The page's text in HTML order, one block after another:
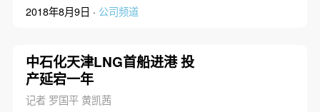
2018年8月9日 · 公司频道
中石化天津LNG首船进港 投
产延宕一年
记者 罗国平 黄凯茜